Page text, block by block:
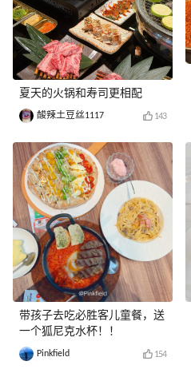
夏天的火锅和寿司更相配
酸辣土豆丝1117 143
带孩子去吃必胜客儿童餐，送
一个狐尼克水杯！！
Pinkfield 154